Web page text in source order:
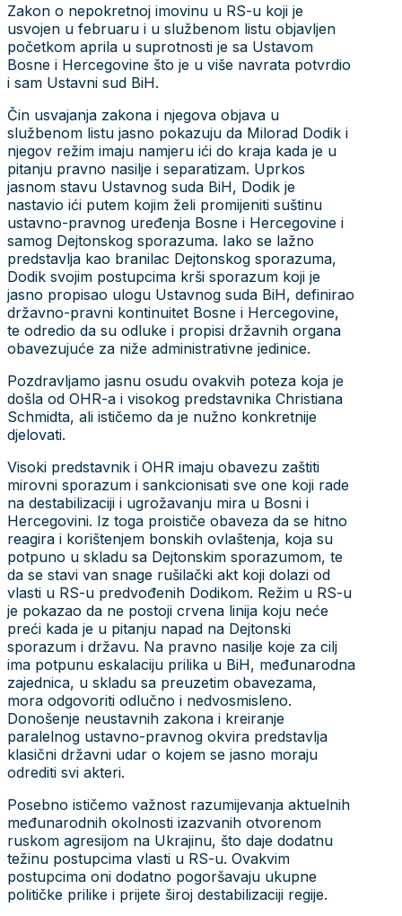
Zakon o nepokretnoj imovinu u RS-u koji je
usvojen u februaru i u službenom listu objavljen
početkom aprila u suprotnosti je sa Ustavom
Bosne i Hercegovine što je u više navrata potvrdio
i sam Ustavni sud BiH.
Čin usvajanja zakona i njegova objava u
službenom listu jasno pokazuju da Milorad Dodik i
njegov režim imaju namjeru ići do kraja kada je u
pitanju pravno nasilje i separatizam. Uprkos
jasnom stavu Ustavnog suda BiH, Dodik je
nastavio ići putem kojim želi promijeniti suštinu
ustavno-pravnog uređenja Bosne i Hercegovine i
samog Dejtonskog sporazuma. Iako se lažno
predstavlja kao branilac Dejtonskog sporazuma,
Dodik svojim postupcima krši sporazum koji je
jasno propisao ulogu Ustavnog suda BiH, definirao
državno-pravni kontinuitet Bosne i Hercegovine,
te odredio da su odluke i propisi državnih organa
obavezujuće za niže administrativne jedinice.
Pozdravljamo jasnu osudu ovakvih poteza koja je
došla od OHR-a i visokog predstavnika Christiana
Schmidta, ali ističemo da je nužno konkretnije
djelovati.
Visoki predstavnik i OHR imaju obavezu zaštiti
mirovni sporazum i sankcionisati sve one koji rade
na destabilizaciji i ugrožavanju mira u Bosni i
Hercegovini. Iz toga proističe obaveza da se hitno
reagira i korištenjem bonskih ovlaštenja, koja su
potpuno u skladu sa Dejtonskim sporazumom, te
da se stavi van snage rušilački akt koji dolazi od
vlasti u RS-u predvođenih Dodikom. Režim u RS-u
je pokazao da ne postoji crvena linija koju neće
preći kada je u pitanju napad na Dejtonski
sporazum i državu. Na pravno nasilje koje za cilj
ima potpunu eskalaciju prilika u BiH, međunarodna
zajednica, u skladu sa preuzetim obavezama,
mora odgovoriti odlučno i nedvosmisleno.
Donošenje neustavnih zakona i kreiranje
paralelnog ustavno-pravnog okvira predstavlja
klasični državni udar o kojem se jasno moraju
odrediti svi akteri.
Posebno ističemo važnost razumijevanja aktuelnih
međunarodnih okolnosti izazvanih otvorenom
ruskom agresijom na Ukrajinu, što daje dodatnu
težinu postupcima vlasti u RS-u. Ovakvim
postupcima oni dodatno pogoršavaju ukupne
političke prilike i prijete široj destabilizaciji regije.